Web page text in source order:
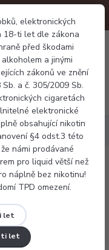
elektronických
18-ti let dle zákona
před škodami
a jinými
zákonů ve znění
a č. 305/2009 Sb.
cigaretách
elektronické
obsahující nikotin
§4 odst.3 této
námi prodávané
pro liquid větší než
náplně bez nikotinu!
TPD omezení.
let
ti let
Menu
0 Kč
10ml